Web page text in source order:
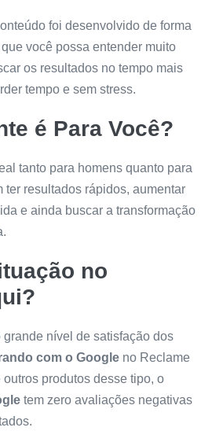
foi desenvolvido de forma
você possa entender muito
os resultados no tempo mais
tempo e sem stress.
é Para Você?
tanto para homens quanto para
ter resultados rápidos, aumentar
e ainda buscar a transformação
no
nível de satisfação dos
com o Google no Reclame
produtos desse tipo, o
tem zero avaliações negativas